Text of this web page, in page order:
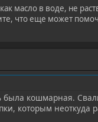
масло в воде, не
что еще может
кошмарная.
которым неоткуда